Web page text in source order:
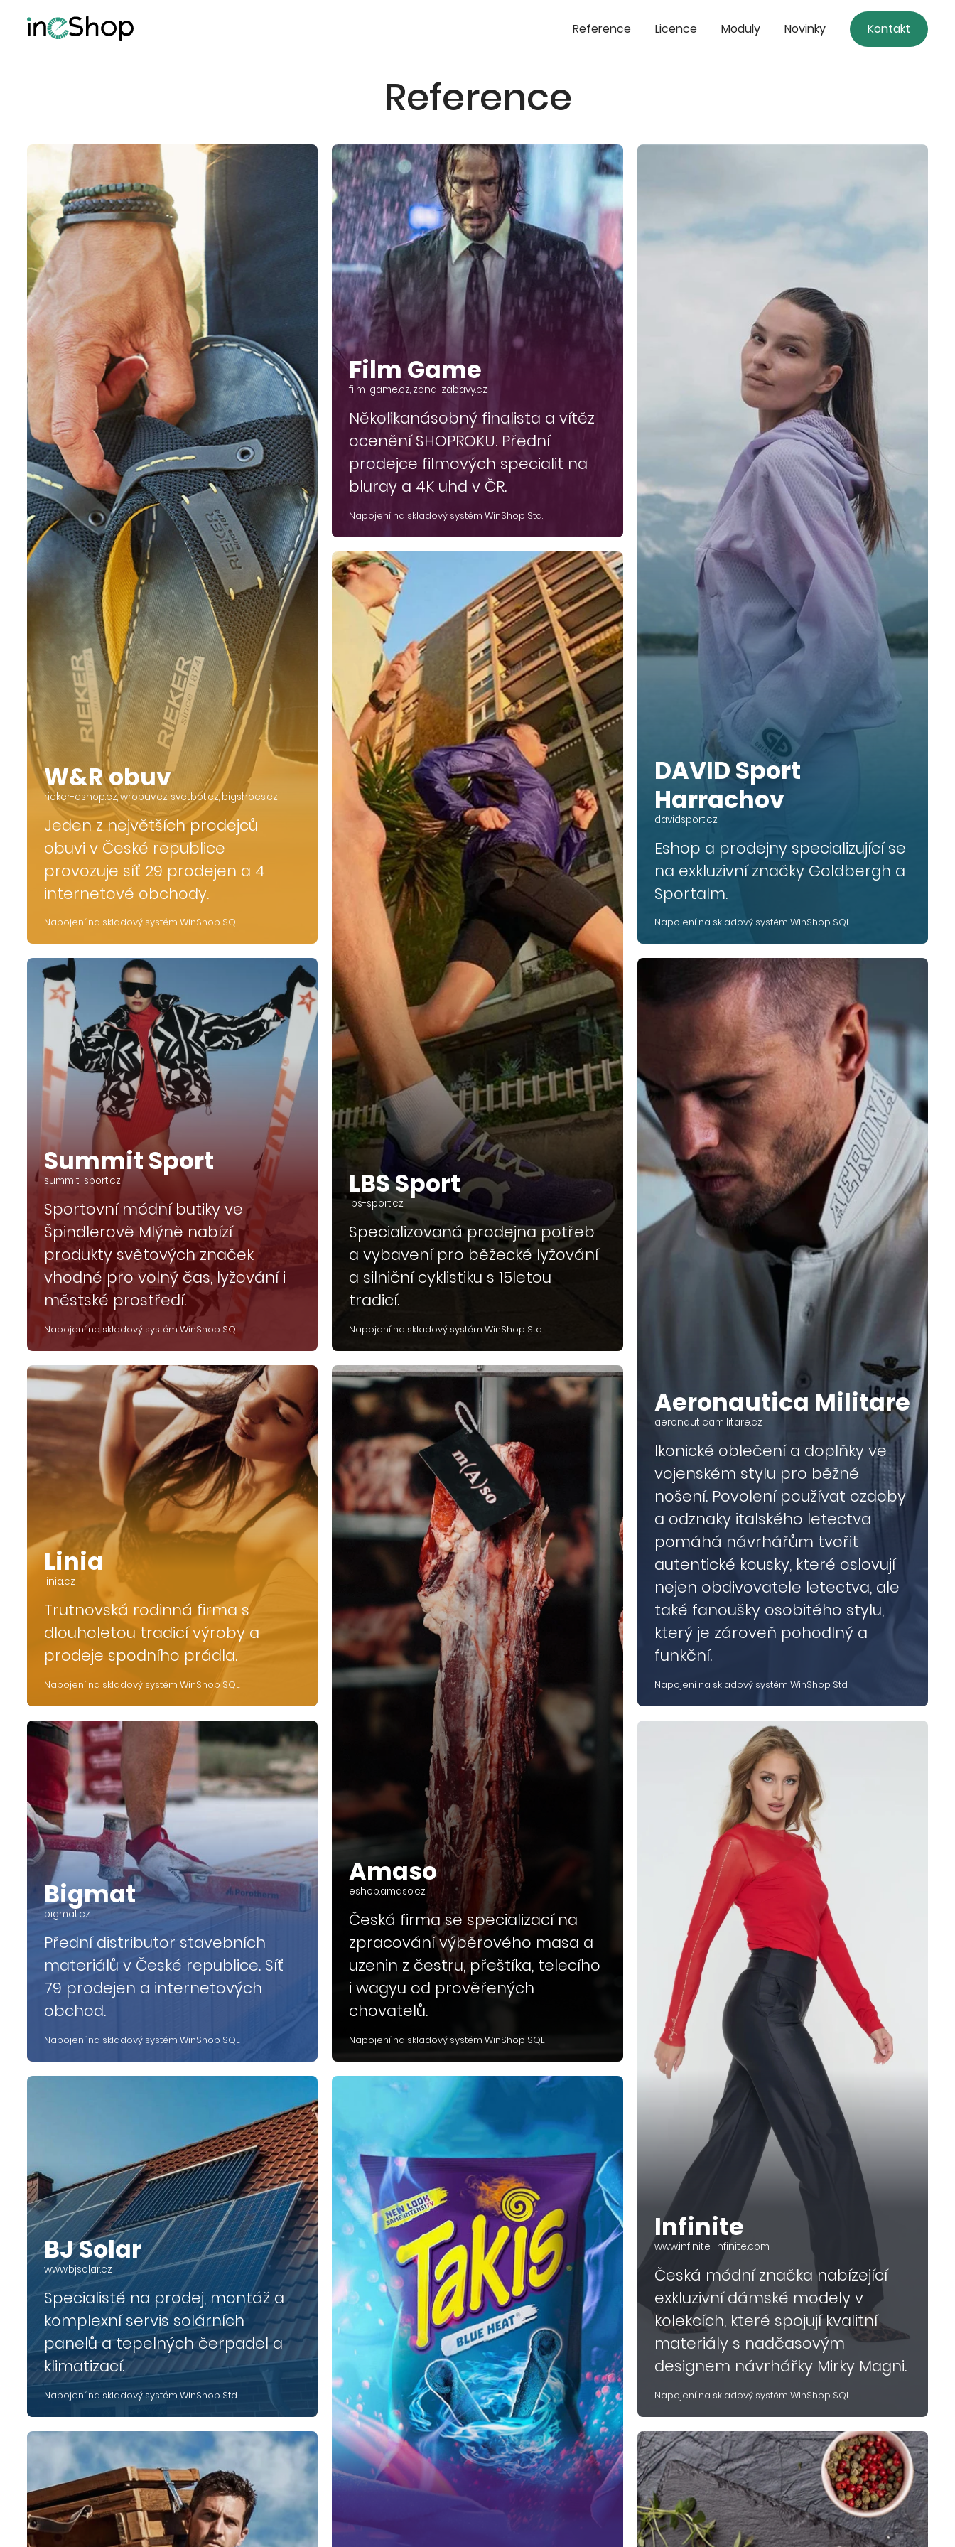
Reference
W&R obuv
rieker-eshop.cz, wrobuv.cz, svetbot.cz, bigshoes.cz
Jeden z největších prodejců
obuvi v České republice
provozuje síť 29 prodejen a 4
internetové obchody.
Napojení na skladový systém WinShop SQL
Film Game
film-game.cz, zona-zabavy.cz
Několikanásobný finalista a vítěz
ocenění SHOPROKU. Přední
prodejce filmových specialit na
bluray a 4K uhd v ČR.
Napojení na skladový systém WinShop Std.
DAVID Sport
Harrachov
davidsport.cz
Eshop a prodejny specializující se
na exkluzivní značky Goldbergh a
Sportalm.
Napojení na skladový systém WinShop SQL
LBS Sport
lbs-sport.cz
Specializovaná prodejna potřeb
a vybavení pro běžecké lyžování
a silniční cyklistiku s 15letou
tradicí.
Napojení na skladový systém WinShop Std.
Summit Sport
summit-sport.cz
Sportovní módní butiky ve
Špindlerově Mlýně nabízí
produkty světových značek
vhodné pro volný čas, lyžování i
městské prostředí.
Napojení na skladový systém WinShop SQL
Aeronautica Militare
aeronauticamilitare.cz
Ikonické oblečení a doplňky ve
vojenském stylu pro běžné
nošení. Povolení používat ozdoby
a odznaky italského letectva
pomáhá návrhářům tvořit
autentické kousky, které oslovují
nejen obdivovatele letectva, ale
také fanoušky osobitého stylu,
který je zároveň pohodlný a
funkční.
Napojení na skladový systém WinShop Std.
Linia
linia.cz
Trutnovská rodinná firma s
dlouholetou tradicí výroby a
prodeje spodního prádla.
Napojení na skladový systém WinShop SQL
Amaso
eshop.amaso.cz
Česká firma se specializací na
zpracování výběrového masa a
uzenin z čestru, přeštíka, telecího
i wagyu od prověřených
chovatelů.
Napojení na skladový systém WinShop SQL
Bigmat
bigmat.cz
Přední distributor stavebních
materiálů v České republice. Síť
79 prodejen a internetových
obchod.
Napojení na skladový systém WinShop SQL
Infinite
www.infinite-infinite.com
Česká módní značka nabízející
exkluzivní dámské modely v
kolekcích, které spojují kvalitní
materiály s nadčasovým
designem návrhářky Mirky Magni.
Napojení na skladový systém WinShop SQL
BJ Solar
www.bjsolar.cz
Specialisté na prodej, montáž a
komplexní servis solárních
panelů a tepelných čerpadel a
klimatizací.
Napojení na skladový systém WinShop Std.
Reference Licence Moduly Novinky Kontakt